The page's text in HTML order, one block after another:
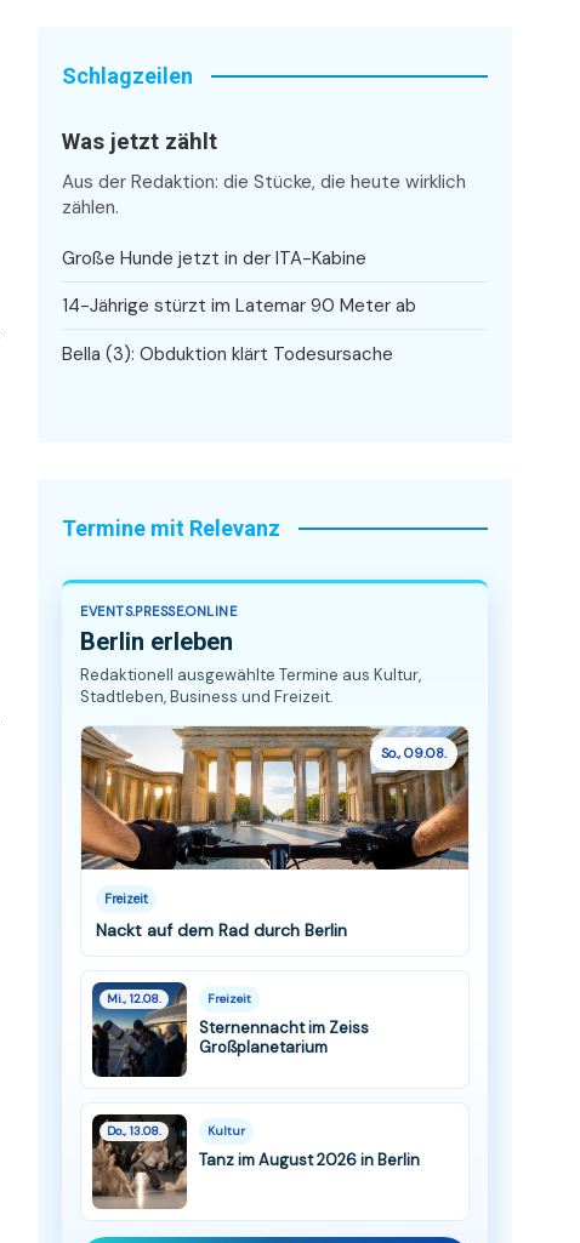
Schlagzeilen
Was jetzt zählt
Aus der Redaktion: die Stücke, die heute wirklich
zählen.
Große Hunde jetzt in der ITA-Kabine
14-Jährige stürzt im Latemar 90 Meter ab
Bella (3): Obduktion klärt Todesursache
Termine mit Relevanz
EVENTS.PRESSE.ONLINE
Berlin erleben
Redaktionell ausgewählte Termine aus Kultur,
Stadtleben, Business und Freizeit.
So., 09.08.
Freizeit
Nackt auf dem Rad durch Berlin
Mi., 12.08. Freizeit
Sternennacht im Zeiss
Großplanetarium
Do., 13.08. Kultur
Tanz im August 2026 in Berlin